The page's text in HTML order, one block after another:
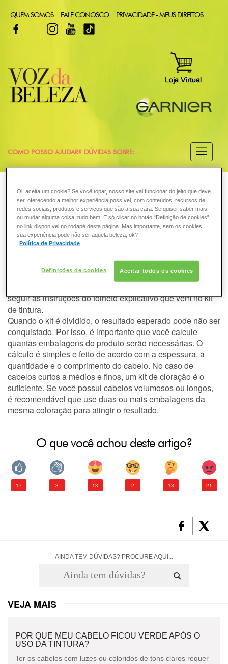
QUEM SOMOS FALE CONOSCO
PRIVACIDADE - MEUS DIREITOS
FACEBOOK
TWITTER INSTAGRAM
YOUTUBE
COMO POSSO AJUDAR? DÚVIDAS SOBRE:
COLORAÇÃO
DESODORANTE
CONSULTORIA DE PRODUTOS GARNIER
Posso dividir o kit de tintura?
O recomendado é não dividir o kit de tintura. A quantidade
existente em cada kit é
aconselhado que as medidas propostas no kit sejam
alteradas.
seguir as instruções do folheto explicativo que vem no kit
de tintura.
Quando o kit é dividido, o resultado esperado pode não ser
conquistado. Por isso, é importante que você calcule
quantas embalagens do produto serão necessárias. O
cálculo é simples e feito de acordo com a espessura, a
quantidade e o comprimento do cabelo. No caso de
cabelos curtos a médios e finos, um kit de cloração é o
suficiente. Se você possui cabelos volumosos ou longos,
é recomendável que use duas ou mais embalagens da
mesma coloração para atingir o resultado.
O que você achou deste artigo?
17 3 13 2 13 21
AINDA TEM DÚVIDAS? PROCURE AQUI...
VEJA MAIS
POR QUE MEU CABELO FICOU VERDE APÓS O
USO DA TINTURA?
Ter os cabelos com luzes ou coloridos de tons claros requer
Oi, aceita um cookie? Se você topar, nosso site vai funcionar do jeito que deve
ser, oferecendo a melhor experiência possível, com conteúdos, recursos de
redes sociais, produtos e serviços que são a sua cara. Se quiser saber mais
ou mudar alguma coisa, tudo bem. É só clicar no botão “Definição de cookies”
no link disponível no rodapé desta página. Mas importante, sem os cookies,
sua experiência pode não ser aquela beleza, ok?
Política de Privacidade
Definições de cookies Aceitar todos os cookies